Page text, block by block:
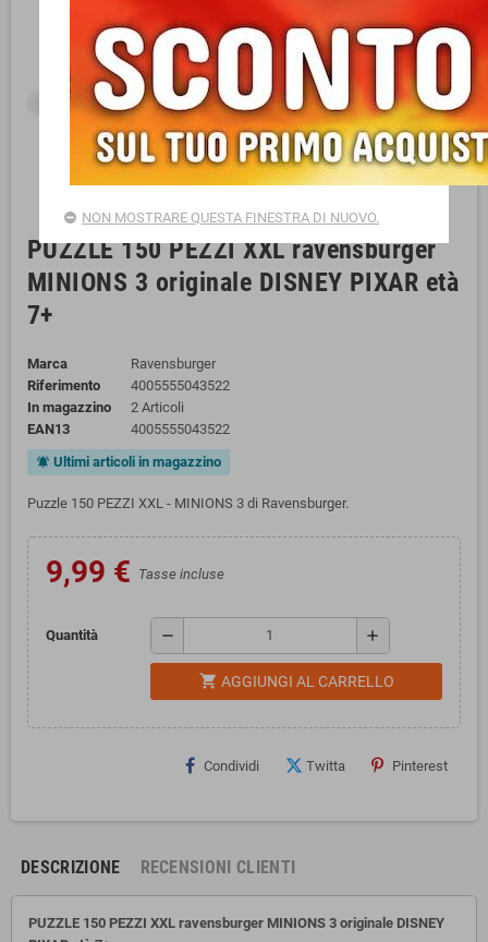
PUZZLE 150 PEZZI XXL ravensburger
MINIONS 3 originale DISNEY PIXAR età
7+
Marca
Ravensburger
Riferimento
4005555043522
In magazzino
2 Articoli
EAN13
4005555043522
notifications_active Ultimi articoli in magazzino
Puzzle 150 PEZZI XXL - MINIONS 3 di Ravensburger.
9,99 € Tasse incluse
Quantità remove add
shopping_cart AGGIUNGI AL CARRELLO
Condividi Twitta Pinterest
DESCRIZIONE RECENSIONI CLIENTI
PUZZLE 150 PEZZI XXL ravensburger MINIONS 3 originale DISNEY
NON MOSTRARE QUESTA FINESTRA DI NUOVO.